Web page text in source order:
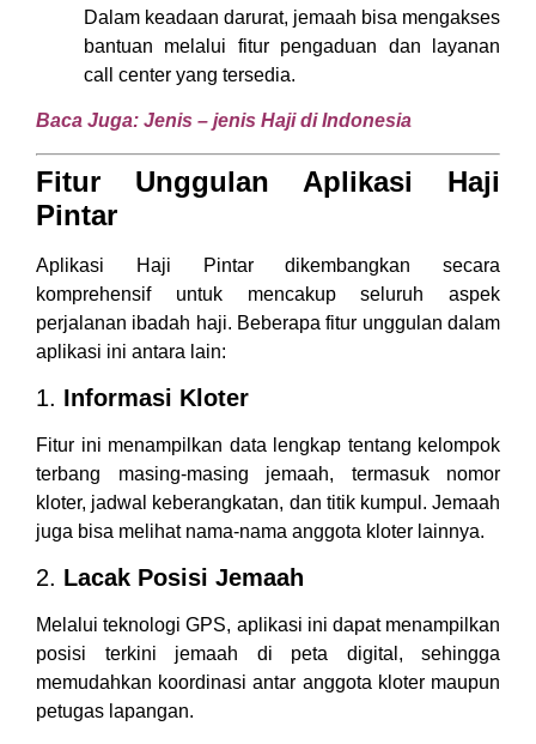
Dalam keadaan darurat, jemaah bisa mengakses
bantuan melalui fitur pengaduan dan layanan
call center yang tersedia.
Baca Juga: Jenis – jenis Haji di Indonesia
Fitur Unggulan Aplikasi Haji
Pintar
Aplikasi Haji Pintar dikembangkan secara
komprehensif untuk mencakup seluruh aspek
perjalanan ibadah haji. Beberapa fitur unggulan dalam
aplikasi ini antara lain:
1. Informasi Kloter
Fitur ini menampilkan data lengkap tentang kelompok
terbang masing-masing jemaah, termasuk nomor
kloter, jadwal keberangkatan, dan titik kumpul. Jemaah
juga bisa melihat nama-nama anggota kloter lainnya.
2. Lacak Posisi Jemaah
Melalui teknologi GPS, aplikasi ini dapat menampilkan
posisi terkini jemaah di peta digital, sehingga
memudahkan koordinasi antar anggota kloter maupun
petugas lapangan.